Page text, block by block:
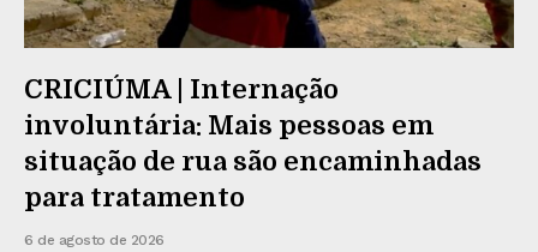
CRICIÚMA | Internação
involuntária: Mais pessoas em
situação de rua são encaminhadas
para tratamento
6 de agosto de 2026